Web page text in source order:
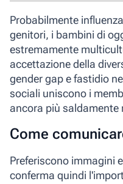
Probabilmente
genitori, i bambini di
estremamente
accettazione della
gender gap e fastidio
sociali uniscono i
ancora più saldamente
Come
Preferiscono immagini
conferma quindi